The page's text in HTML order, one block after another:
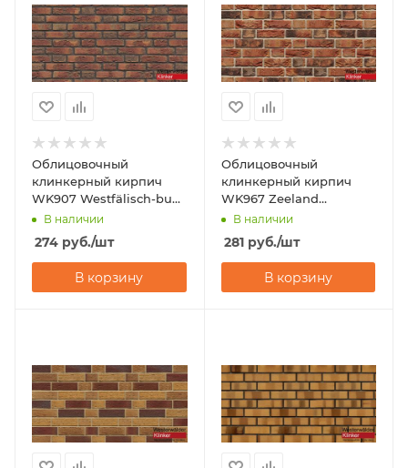
Облицовочный
клинкерный кирпич
WK907 Westfälisch-bunt
210x100x65 Westerwalder
В наличии
274 руб./шт
В корзину
Облицовочный
клинкерный кирпич
WK967 Zeeland
210x100x65 Westerwalder
В наличии
281руб./шт
В корзину